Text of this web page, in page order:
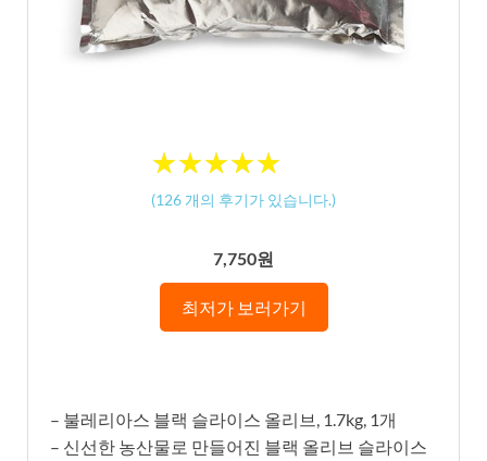
★★★★★
★★★★★
(126 개의 후기가 있습니다.)
7,750원
최저가 보러가기
– 불레리아스 블랙 슬라이스 올리브, 1.7kg, 1개
– 신선한 농산물로 만들어진 블랙 올리브 슬라이스